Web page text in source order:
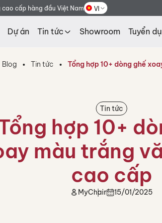
cấp hàng đầu Việt Nam VI
Dự án Tin tức Showroom Tuyển
Blog Tin tức Tổng hợp 10+ dòng ghế
Tin tức
hợp 10+
màu trắng
cao cấp
MyChair 15/01/2025